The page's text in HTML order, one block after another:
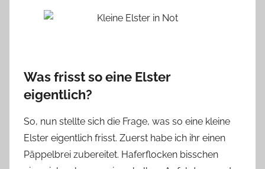
Was frisst so eine Elster
eigentlich?
So, nun stellte sich die Frage, was so eine kleine
Elster eigentlich frisst. Zuerst habe ich ihr einen
Päppelbrei zubereitet. Haferflocken bisschen